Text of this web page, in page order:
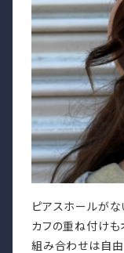
ピアスホールがな
カフの重ね付けも
組み合わせは自